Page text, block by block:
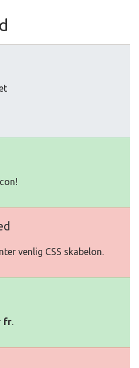
venlig CSS skabelon.
fr.